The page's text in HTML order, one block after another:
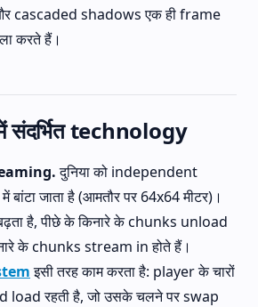
cascaded shadows एक ही frame
करते हैं।
technology
दुनिया को independent
जाता है (आमतौर पर 64x64 मीटर)।
है, पीछे के किनारे के chunks unload
के chunks stream in होते हैं।
इसी तरह काम करता है: player के चारों
load रहती है, जो उसके चलने पर swap